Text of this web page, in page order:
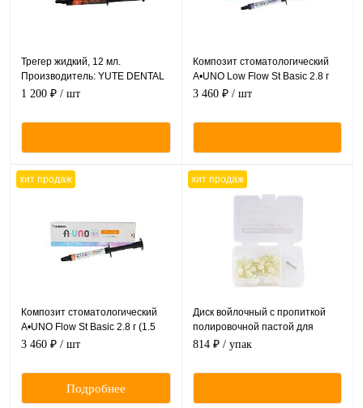
Трегер жидкий, 12 мл.
Производитель: YUTE DENTAL
(Китай)
1 200 ₽ / шт
Композит стоматологический
A•UNO Low Flow St Basic 2.8 г
1.5 мл YAMAKIN
3 460 ₽ / шт
хит продаж
Композит стоматологический
A•UNO Flow St Basic 2.8 г (1.5
мл) YAMAKIN
3 460 ₽ / шт
Подробнее
хит продаж
Диск войлочный с пропиткой
полировочной пастой для
обработки акрила и
814 ₽ / упак